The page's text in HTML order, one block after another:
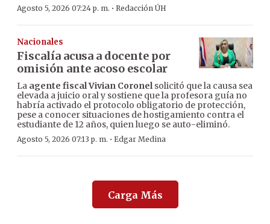
Agosto 5, 2026 07:24 p. m. · Redacción ÚH
Nacionales
Fiscalía acusa a docente por
omisión ante acoso escolar
La agente fiscal Vivian Coronelsolicitó que la causa sea
elevada a juicio oral y sostiene que la profesora guía no
habría activado el protocolo obligatorio de protección,
pese a conocer situaciones de hostigamiento contra el
estudiante de 12 años, quien luego se auto-eliminó.
Agosto 5, 2026 07:13 p. m. · Edgar Medina
Carga Más